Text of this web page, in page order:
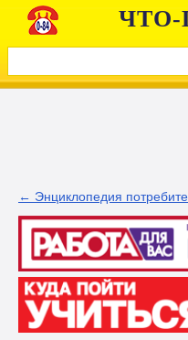
ЧТО-
← Энциклопедия